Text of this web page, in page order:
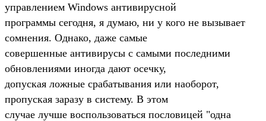
управлением Windows антивирусной
программы сегодня, я думаю, ни у кого не вызывает
сомнения. Однако, даже самые
совершенные антивирусы с самыми последними
обновлениями иногда дают осечку,
допуская ложные срабатывания или наоборот,
пропуская заразу в систему. В этом
случае лучше воспользоваться пословицей "одна